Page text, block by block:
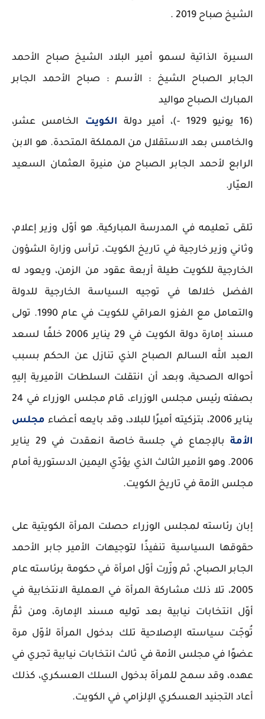
الشيخ صباح 2019 .
السيرة الذاتية لسمو أمير البلاد الشيخ صباح الأحمد
الجابر الصباح الشيخ : الأسم : صباح الأحمد الجابر
المبارك الصباح مواليد
(16 يونيو 1929 -)، أمير دولة
الكويت الخامس عشر،
والخامس بعد الاستقلال من المملكة المتحدة. هو الابن
الرابع لأحمد الجابر الصباح من منيرة العثمان السعيد
العيّار.
تلقى تعليمه في المدرسة المباركية. هو أوّل وزير إعلام،
وثاني وزير خارجية في تاريخ الكويت. ترأس وزارة الشؤون
الخارجية للكويت طيلة أربعة عقود من الزمن، ويعود له
الفضل خلالها في توجيه السياسة الخارجية للدولة
والتعامل مع الغزو العراقي للكويت في عام 1990. تولى
مسند إمارة دولة الكويت في 29 يناير 2006 خلفًا لسعد
العبد الله السالم الصباح الذي تنازل عن الحكم بسبب
أحواله الصحية، وبعد أن انتقلت السلطات الأميرية إليهِ
بصفته رئيس مجلس الوزراء، قام مجلس الوزراء في 24
يناير 2006، بتزكيته أميرًا للبلاد، وقد بايعه أعضاء
مجلس
الأمة
بالإجماع في جلسة خاصة انعقدت في 29 يناير
2006. وهو الأمير الثالث الذي يؤدّي اليمين الدستورية أمام
مجلس الأمة في تاريخ الكويت.
إبان رئاسته لمجلس الوزراء حصلت المرأة الكويتية على
حقوقها السياسية تنفيذًا لتوجيهات الأمير جابر الأحمد
الجابر الصباح، ثم وزّرت أوّل امرأة في حكومة برئاسته عام
2005، تلا ذلك مشاركة المرأة في العملية الانتخابية في
أوّل انتخابات نيابية بعد توليه مسند الإمارة، ومن ثمَّ
تُوجّت سياسته الإصلاحية تلك بدخول المرأة لأوّل مرة
عضوًا في مجلس الأمة في ثالث انتخابات نيابية تجري في
عهده، وقد سمح للمرأة بدخول السلك العسكري، كذلك
أعاد التجنيد العسكري الإلزامي في الكويت.